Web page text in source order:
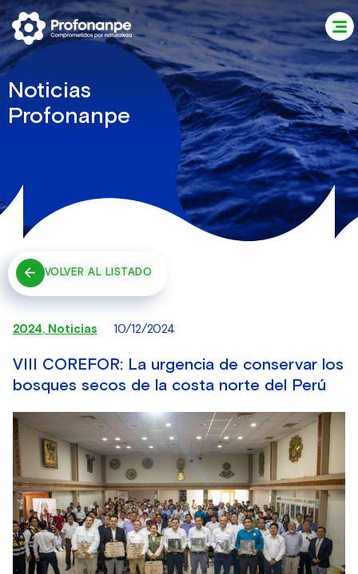
Noticias
Profonanpe
VOLVER AL LISTADO
2024, Noticias 10/12/2024
VIII COREFOR: La urgencia de conservar los
bosques secos de la costa norte del Perú